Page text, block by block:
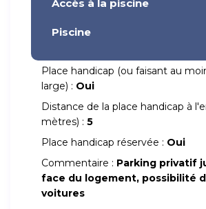
Accès à la piscine
Piscine
Place handicap (ou faisant au
large) : Oui
Distance de la place handicap à
mètres) : 5
Place handicap réservée : Oui
Commentaire : Parking privatif
face du logement, possibilité
voitures